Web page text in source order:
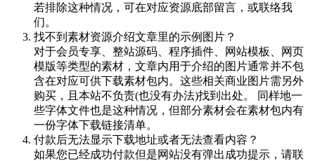
若排除这种情况，可在对应资源底部留言，或联络我
们。
找不到素材资源介绍文章里的示例图片？
对于会员专享、整站源码、程序插件、网站模板、网页
模版等类型的素材，文章内用于介绍的图片通常并不包
含在对应可供下载素材包内。这些相关商业图片需另外
购买，且本站不负责(也没有办法)找到出处。 同样地一
些字体文件也是这种情况，但部分素材会在素材包内有
一份字体下载链接清单。
付款后无法显示下载地址或者无法查看内容？
如果您已经成功付款但是网站没有弹出成功提示，请联